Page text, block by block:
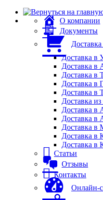
О компании
Документы
Доставка
Доставка в
Доставка в
Доставка в
Доставка в
Доставка в
Доставка
Доставка
Доставка в
Доставка в
Доставка в
Доставка в
Статьи
Отзывы
Контакты
Онлайн-